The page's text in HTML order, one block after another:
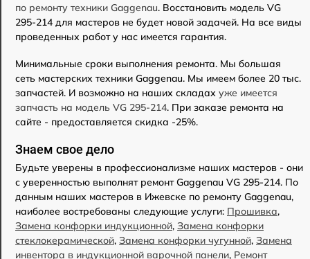
по ремонту техники Gaggenau. Восстановить модель VG
295-214 для мастеров не будет новой задачей. На все виды
проведенных работ у нас имеется гарантия.
Минимальные сроки выполнения ремонта. Мы большая
сеть мастерских техники Gaggenau. Мы имеем более 20 тыс.
запчастей. И возможно на наших складах уже имеется
запчасть на модель VG 295-214. При заказе ремонта на
сайте - предоставляется скидка -25%.
Знаем свое дело
Будьте уверены в профессионализме наших мастеров - они
с уверенностью выполнят ремонт Gaggenau VG 295-214. По
данным наших мастеров в Ижевске по ремонту Gaggenau,
наиболее востребованы следующие услуги: Прошивка,
Замена конфорки индукционной, Замена конфорки
стеклокерамической, Замена конфорки чугунной, Замена
инвентора в индукционной варочной панели, Ремонт